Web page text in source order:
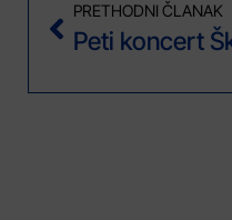
PRETHODNI ČLANAK